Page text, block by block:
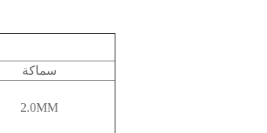
سماكة
2.0MM